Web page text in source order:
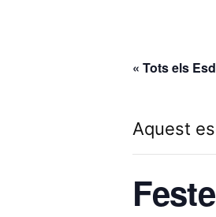
« Tots els
Aquest